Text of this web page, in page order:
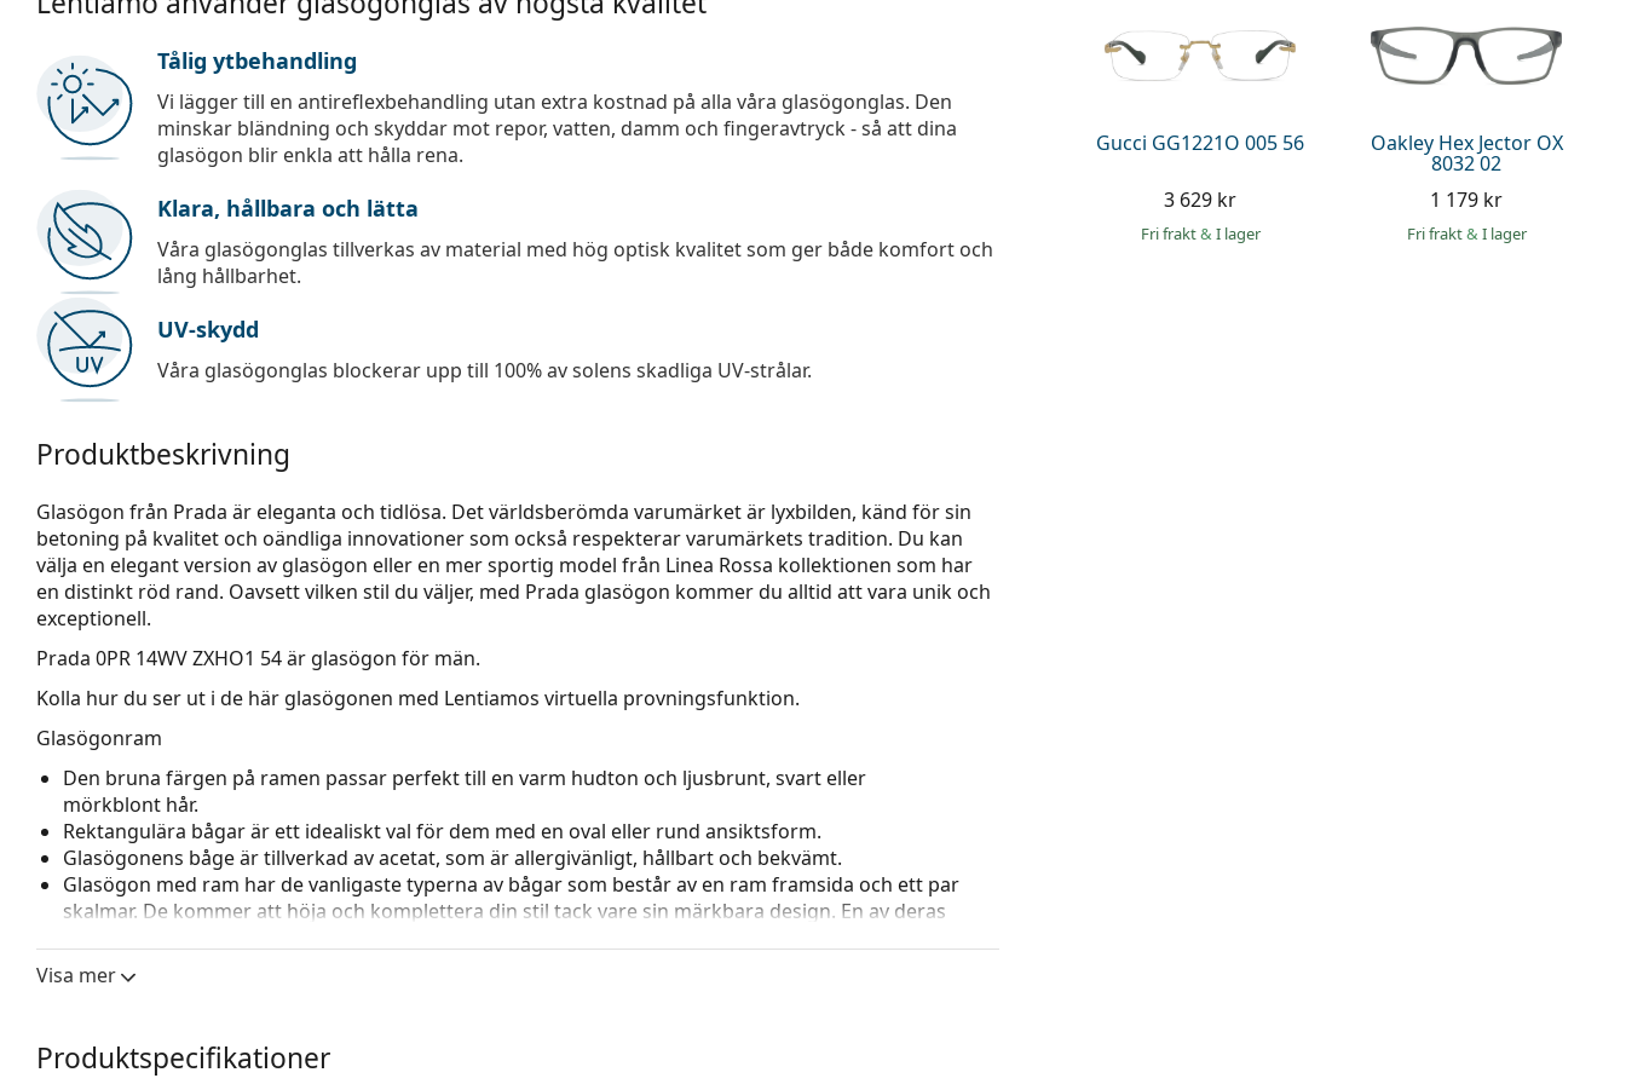
Gucci GG1221O 005 56
3 629 kr
Fri frakt& I lager
Oakley Hex Jector OX
8032 02
1 179 kr
Fri frakt& I lager
Tålig ytbehandling
Vi lägger till en antireflexbehandling utan extra kostnad på alla våra glasögonglas. Den
minskar bländning och skyddar mot repor, vatten, damm och fingeravtryck - så att dina
glasögon blir enkla att hålla rena.
Klara, hållbara och lätta
Våra glasögonglas tillverkas av material med hög optisk kvalitet som ger både komfort och
lång hållbarhet.
UV-skydd
Våra glasögonglas blockerar upp till 100% av solens skadliga UV-strålar.
Produktbeskrivning
Glasögon från Prada är eleganta och tidlösa. Det världsberömda varumärket är lyxbilden, känd för sin
betoning på kvalitet och oändliga innovationer som också respekterar varumärkets tradition. Du kan
välja en elegant version av glasögon eller en mer sportig model från Linea Rossa kollektionen som har
en distinkt röd rand. Oavsett vilken stil du väljer, med Prada glasögon kommer du alltid att vara unik och
exceptionell.
Prada 0PR 14WV ZXHO1 54är glasögon för män.
Kolla hur du ser ut i de här glasögonen med Lentiamos virtuella provningsfunktion.
Glasögonram
Den bruna färgen på ramen passar perfekt till en varm hudton och ljusbrunt, svart eller
mörkblont hår.
Rektangulära bågar är ett idealiskt val för dem med en oval eller rund ansiktsform.
Glasögonens båge är tillverkad av acetat, som är allergivänligt, hållbart och bekvämt.
Glasögon med ram har de vanligaste typerna av bågar som består av en ram framsida och ett par
skalmar. De kommer att höja och komplettera din stil tack vare sin märkbara design. En av deras
styrka.
Vi levererar glasögonen i sitt originalfodral. Fodralets färg och utformning kan variera.
Visa mer
Produktspecifikationer